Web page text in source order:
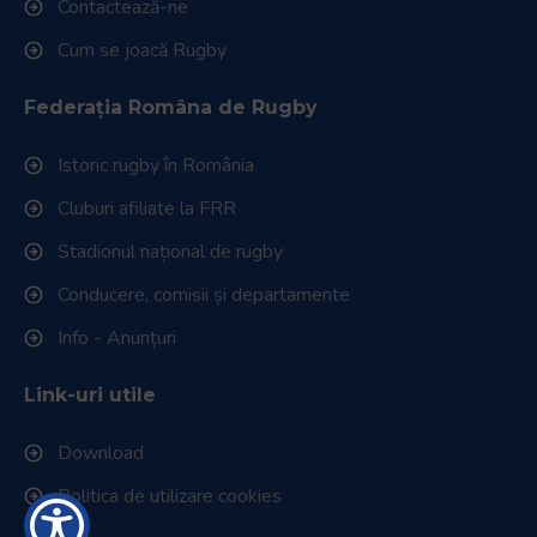
Contactează-ne
Cum se joacă Rugby
Federația Româna de Rugby
Istoric rugby în România
Cluburi afiliate la FRR
Stadionul național de rugby
Conducere, comisii și departamente
Info - Anunțuri
Link-uri utile
Download
Politica de utilizare cookies